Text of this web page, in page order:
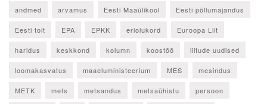
andmed arvamus Eesti Maaülikool Eesti põllumajandus
Eesti toit EPA EPKK eriolukord Euroopa Liit
haridus keskkond kolumn koostöö liitude uudised
loomakasvatus maaeluministeerium MES mesindus
METK mets metsandus metsaühistu persoon